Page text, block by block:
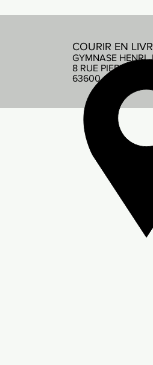
COURIR EN
GYMNASE HENRI
8 RUE PIERRE DE
63600 AMBERT